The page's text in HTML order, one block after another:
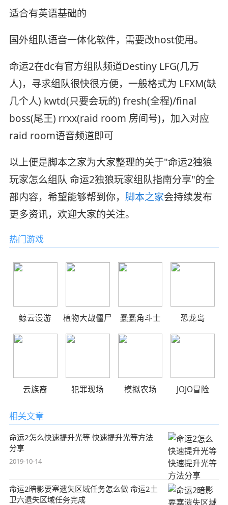
适合有英语基础的
国外组队语音一体化软件，需要改host使用。
命运2在dc有官方组队频道Destiny LFG(几万
人)，寻求组队很快很方便，一般格式为 LFXM(缺
几个人) kwtd(只要会玩的) fresh(全程)/final
boss(尾王) rrxx(raid room 房间号)，加入对应
raid room语音频道即可
以上便是脚本之家为大家整理的关于"命运2独狼
玩家怎么组队 命运2独狼玩家组队指南分享"的全
部内容，希望能够帮到你， 脚本之家会持续发布
更多资讯，欢迎大家的关注。
热门游戏
鲸云漫游 植物大战僵尸 蠢蠢角斗士 恐龙岛
云族裔 犯罪现场 模拟农场 JOJO冒险
相关文章
命运2怎么快速提升光等 快速提升光等方法
分享
2019-10-14
命运2暗影要塞遗失区域任务怎么做 命运2土
卫六遗失区域任务完成